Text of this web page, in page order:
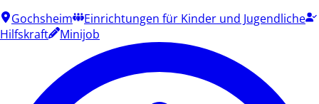
Gochsheim
Einrichtungen für Kinder und Jugendliche
Hilfskraft
Minijob